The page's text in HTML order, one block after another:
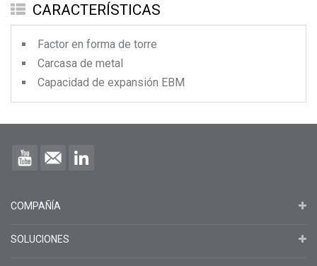
CARACTERÍSTICAS
Factor en forma de torre
Carcasa de metal
Capacidad de expansión EBM
COMPAÑÍA
SOLUCIONES